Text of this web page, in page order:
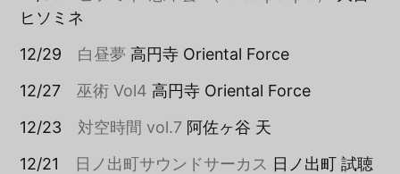
ヒソミネ
12/29 白昼夢 高円寺 Oriental Force
12/27巫術 Vol4 高円寺 Oriental Force
12/23 対空時間 vol.7 阿佐ヶ谷 天
12/21
日ノ出町サウンドサーカス 日ノ出町 試聴